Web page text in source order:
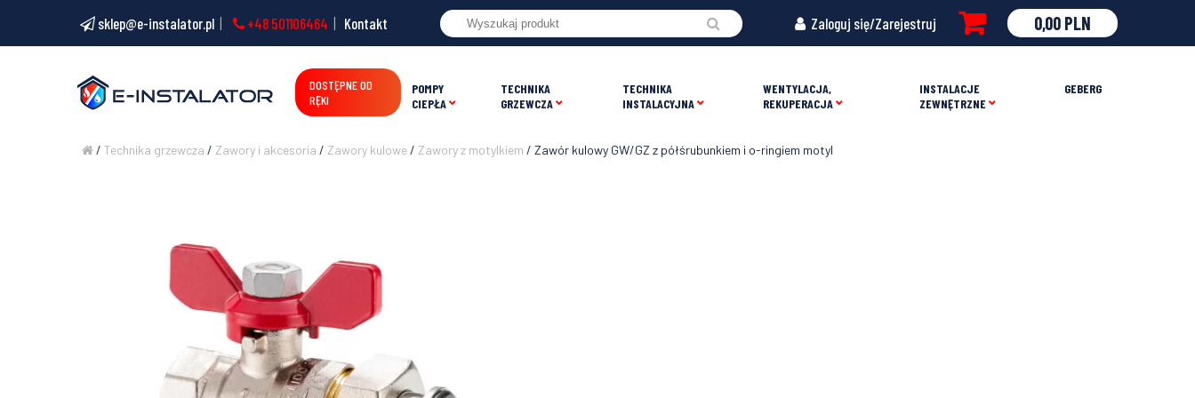
sklep@e-instalator.pl +48 501106464 Kontakt Zaloguj się/Zarejestruj 0,00 PLN
DOSTĘPNE OD
RĘKI
POMPY
CIEPŁA
TECHNIKA
GRZEWCZA
TECHNIKA
INSTALACYJNA
WENTYLACJA,
REKUPERACJA
INSTALACJE
ZEWNĘTRZNE
GEBERG
/ Technika grzewcza / Zawory i akcesoria / Zawory kulowe/ Zawory z motylkiem / Zawór kulowy GW/GZ z półśrubunkiem i o-ringiem motyl